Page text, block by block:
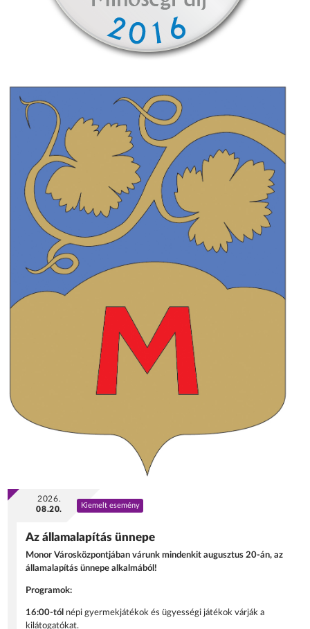
2026.
08.20.
Kiemelt esemény
Az államalapítás ünnepe
Monor Városközpontjában várunk mindenkit augusztus 20-án, az
államalapítás ünnepe alkalmából!
Programok:
16:00-tól népi gyermekjátékok és ügyességi játékok várják a
kilátogatókat.